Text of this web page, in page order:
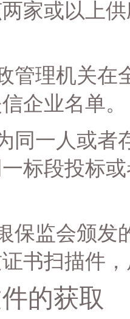
家或以上
管理机关在
企业名单。
同一人或者
标段投标
保监会颁发
证书扫描件
的获取